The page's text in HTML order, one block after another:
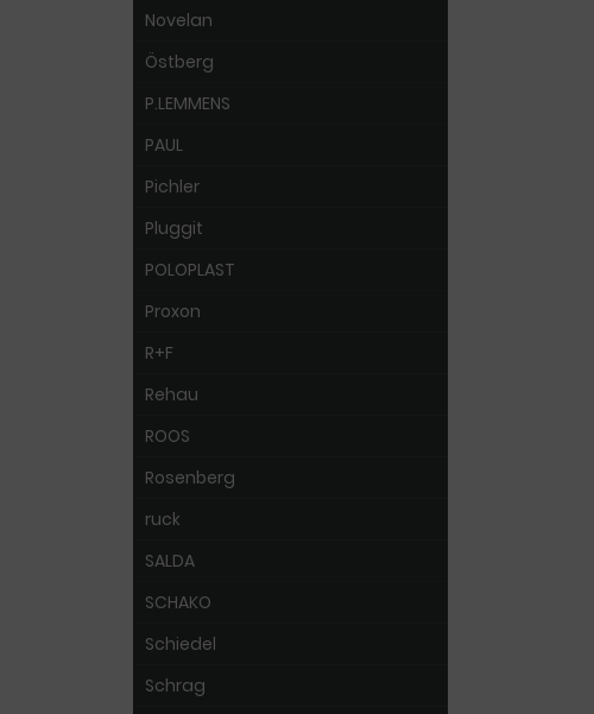
Novelan
Östberg
P.LEMMENS
PAUL
Pichler
Pluggit
POLOPLAST
Proxon
R+F
Rehau
ROOS
Rosenberg
ruck
SALDA
SCHAKO
Schiedel
Schrag